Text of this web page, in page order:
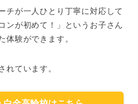
チが一人ひとり丁寧に対応して
ンが初めて！」というお子さん
体験ができます。
れています。